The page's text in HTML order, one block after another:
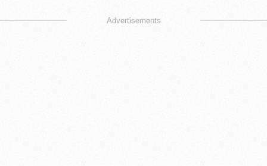
Advertisements